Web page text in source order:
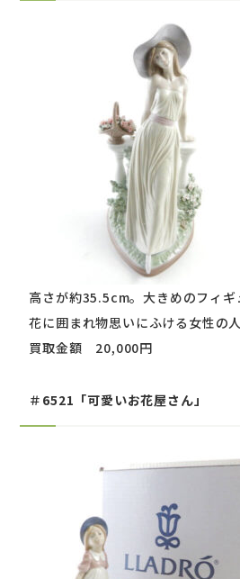
高さが約35.5cm。大きめのフィギ
花に囲まれ物思いにふける女性の人
買取金額 20,000円
＃6521「可愛いお花屋さん」